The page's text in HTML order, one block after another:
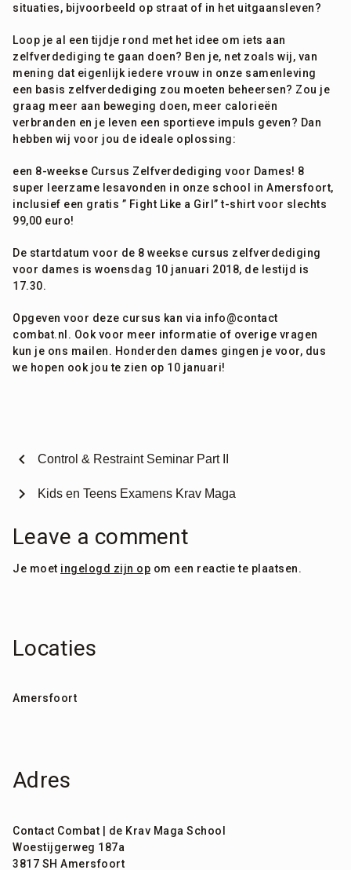
situaties, bijvoorbeeld op straat of in het uitgaansleven?
Loop je al een tijdje rond met het idee om iets aan
zelfverdediging te gaan doen? Ben je, net zoals wij, van
mening dat eigenlijk ie­dere vrouw in onze samenleving
een basis zelfverdediging zou moeten beheersen? Zou je
graag meer aan beweging doen, meer ca­lorieën
verbranden en je leven een sportieve impuls geven? Dan
hebben wij voor jou de ideale oplossing:
een 8-weekse Cursus Zelfverdediging voor Dames! 8
super leerzame lesavonden in onze school in Amersfoort,
inclusief een gratis ” Fight Like a Girl” t-shirt voor slechts
99,00 euro!
De startdatum voor de 8 weekse cursus zelfverdediging
voor dames is woensdag 10 januari 2018, de lestijd is
17.30.
Opgeven voor deze cursus kan via info@contact
combat.nl. Ook voor meer informatie of overige vragen
kun je ons mailen. Honderden dames gingen je voor, dus
we hopen ook jou te zien op 10 januari!
chevron_left Control & Restraint Seminar Part II
Kids en Teens Examens Krav Maga
chevron_right
Leave a comment
Je moet ingelogd zijn op om een reactie te plaatsen.
Locaties
Amersfoort
Adres
Contact Combat | de Krav Maga School
Woestijgerweg 187a
3817 SH Amersfoort